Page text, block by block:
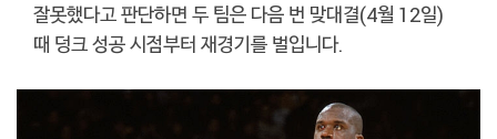
잘못했다고 판단하면 두 팀은 다음 번 맞대결(4월 12일)
때 덩크 성공 시점부터 재경기를 벌입니다.